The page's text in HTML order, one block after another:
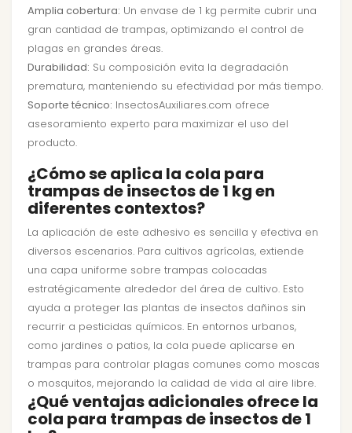
Amplia cobertura: Un envase de 1 kg permite cubrir una
gran cantidad de trampas, optimizando el control de
plagas en grandes áreas.
Durabilidad: Su composición evita la degradación
prematura, manteniendo su efectividad por más tiempo.
Soporte técnico: InsectosAuxiliares.com ofrece
asesoramiento experto para maximizar el uso del
producto.
¿Cómo se aplica la cola para
trampas de insectos de 1 kg en
diferentes contextos?
La aplicación de este adhesivo es sencilla y efectiva en
diversos escenarios. Para cultivos agrícolas, extiende
una capa uniforme sobre trampas colocadas
estratégicamente alrededor del área de cultivo. Esto
ayuda a proteger las plantas de insectos dañinos sin
recurrir a pesticidas químicos. En entornos urbanos,
como jardines o patios, la cola puede aplicarse en
trampas para controlar plagas comunes como moscas
o mosquitos, mejorando la calidad de vida al aire libre.
¿Qué ventajas adicionales ofrece la
cola para trampas de insectos de 1